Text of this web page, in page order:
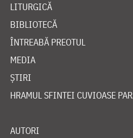
LITURGICĂ
BIBLIOTECĂ
ÎNTREABĂ PREOTUL
MEDIA
ȘTIRI
HRAMUL SFINTEI CUVIOASE
AUTORI